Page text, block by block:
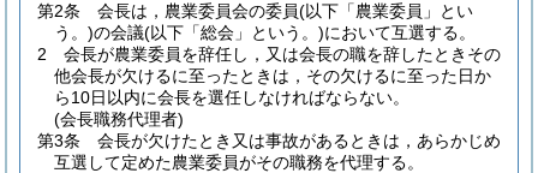
第2条
会長は，農業委員会の委員(以下「農業委員」とい
う。)の会議(以下「総会」という。)において互選する。
2
会長が農業委員を辞任し，又は会長の職を辞したときその
他会長が欠けるに至ったときは，その欠けるに至った日か
ら10日以内に会長を選任しなければならない。
(会長職務代理者)
第3条
会長が欠けたとき又は事故があるときは，あらかじめ
互選して定めた農業委員がその職務を代理する。